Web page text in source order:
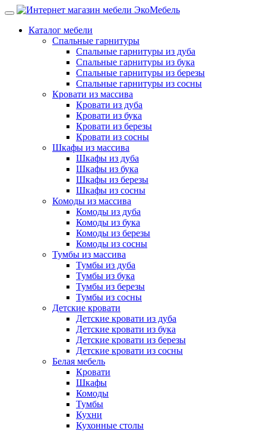
Каталог мебели
Спальные гарнитуры
Спальные гарнитуры из дуба
Спальные гарнитуры из бука
Спальные гарнитуры из березы
Спальные гарнитуры из сосны
Кровати из массива
Кровати из дуба
Кровати из бука
Кровати из березы
Кровати из сосны
Шкафы из массива
Шкафы из дуба
Шкафы из бука
Шкафы из березы
Шкафы из сосны
Комоды из массива
Комоды из дуба
Комоды из бука
Комоды из березы
Комоды из сосны
Тумбы из массива
Тумбы из дуба
Тумбы из бука
Тумбы из березы
Тумбы из сосны
Детские кровати
Детские кровати из дуба
Детские кровати из бука
Детские кровати из березы
Детские кровати из сосны
Белая мебель
Кровати
Шкафы
Комоды
Тумбы
Кухни
Кухонные столы